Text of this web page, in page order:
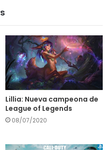
Lillia: Nueva campeona de
League of Legends
08/07/2020